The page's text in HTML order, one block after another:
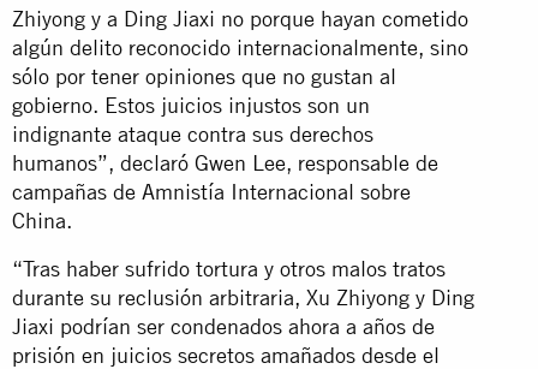
Zhiyong y a Ding Jiaxi no porque hayan cometido
algún delito reconocido internacionalmente, sino
sólo por tener opiniones que no gustan al
gobierno. Estos juicios injustos son un
indignante ataque contra sus derechos
humanos”, declaró Gwen Lee, responsable de
campañas de Amnistía Internacional sobre
China.
“Tras haber sufrido tortura y otros malos tratos
durante su reclusión arbitraria, Xu Zhiyong y Ding
Jiaxi podrían ser condenados ahora a años de
prisión en juicios secretos amañados desde el